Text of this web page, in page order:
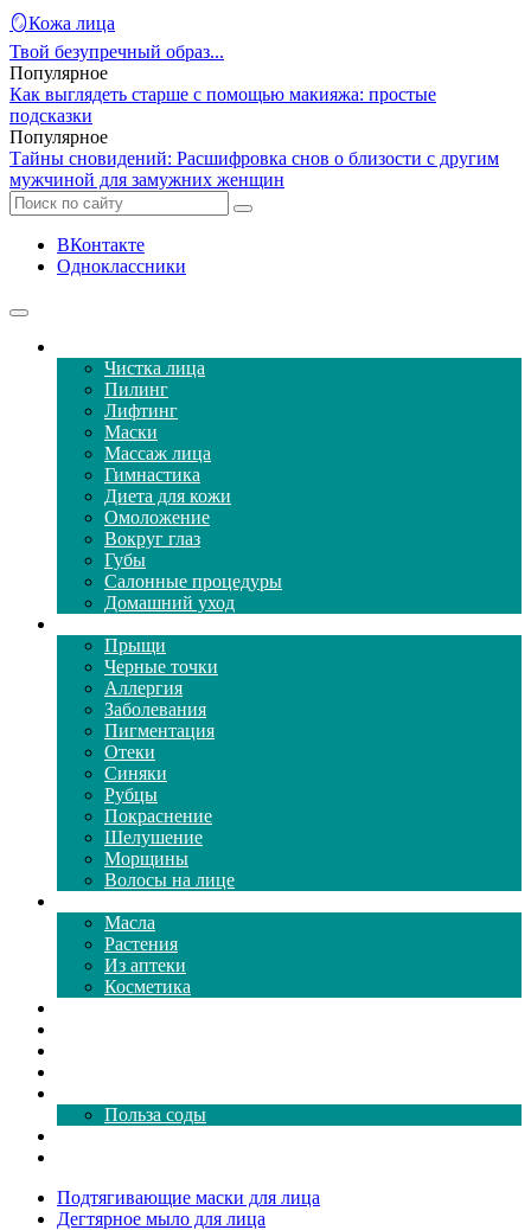
🪞Кожа лица
Твой безупречный образ...
Популярное
Как выглядеть старше с помощью макияжа: простые
подсказки
Популярное
Тайны сновидений: Расшифровка снов о близости с другим
мужчиной для замужних женщин
ВКонтакте
Одноклассники
Чистка лица
Пилинг
Лифтинг
Маски
Массаж лица
Гимнастика
Диета для кожи
Омоложение
Вокруг глаз
Губы
Салонные процедуры
Домашний уход
Прыщи
Черные точки
Аллергия
Заболевания
Пигментация
Отеки
Синяки
Рубцы
Покраснение
Шелушение
Морщины
Волосы на лице
Масла
Растения
Из аптеки
Косметика
Польза соды
Подтягивающие маски для лица
Дегтярное мыло для лица